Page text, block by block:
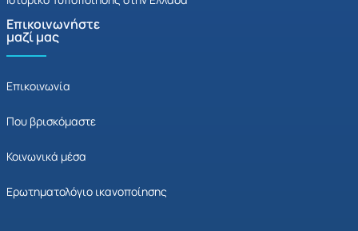
Επικοινωνήστε
μαζί μας
Επικοινωνία
Που βρισκόμαστε
Κοινωνικά μέσα
Ερωτηματολόγιο ικανοποίησης